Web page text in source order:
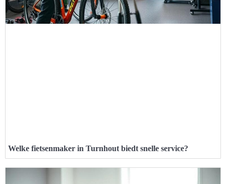
Welke fietsenmaker in Turnhout biedt snelle service?